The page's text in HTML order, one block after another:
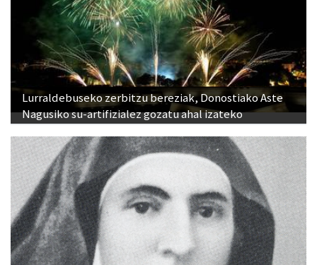
Lurraldebuseko zerbitzu bereziak, Donostiako Aste
Nagusiko su-artifizialez gozatu ahal izateko